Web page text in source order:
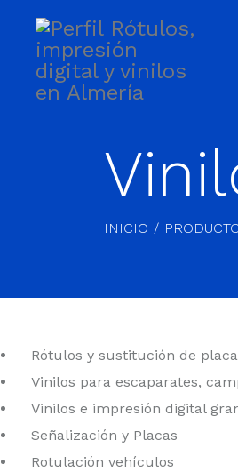
INICIO
Rótulos y sustitución de
Vinilos para escaparates,
Vinilos e impresión digital
Señalización y Placas
Rotulación vehículos